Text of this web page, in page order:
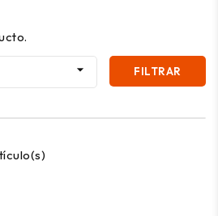
 FILTRAR